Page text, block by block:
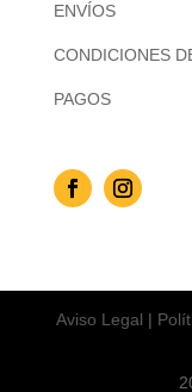
ENVÍOS
CONDICIONES
PAGOS
Aviso Legal |